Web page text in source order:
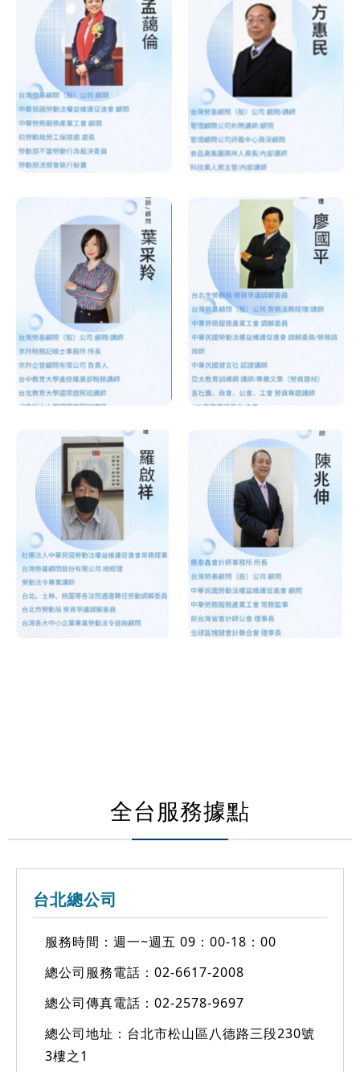
全台服務據點
台北總公司
服務時間：週一~週五 09：00-18：00
總公司服務電話： 02-6617-2008
總公司傳真電話：02-2578-9697
總公司地址：台北市松山區八德路三段230號
3樓之1